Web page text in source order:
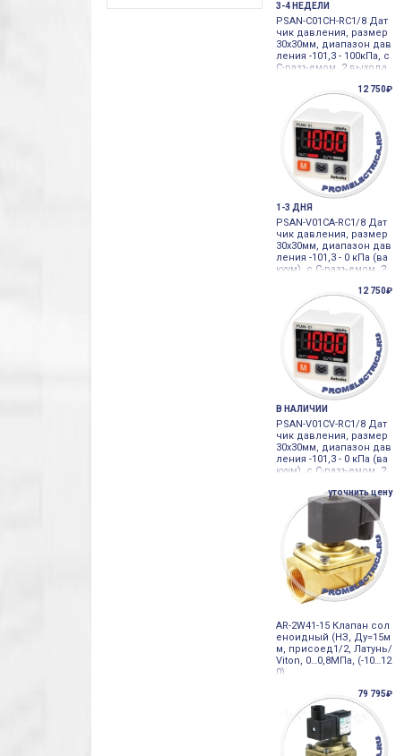
3-4 НЕДЕЛИ
PSAN-C01CH-RC1/8 Дат
чик давления, размер
30х30мм, диапазон дав
ления -101,3 - 100кПа, с
С-разъемом, 2 выхода
12 750₽
1-3 ДНЯ
PSAN-V01CA-RC1/8 Дат
чик давления, размер
30х30мм, диапазон дав
ления -101,3 - 0 кПа (ва
куум), с С-разъемом, 2
12 750₽
В НАЛИЧИИ
PSAN-V01CV-RC1/8 Дат
чик давления, размер
30х30мм, диапазон дав
ления -101,3 - 0 кПа (ва
куум), с С-разъемом, 2
уточнить цену
AR-2W41-15 Клапан сол
еноидный (НЗ, Ду=15м
м, присоед1/2, Латунь/
Viton, 0…0,8МПа, (-10…12
0)
79 795₽